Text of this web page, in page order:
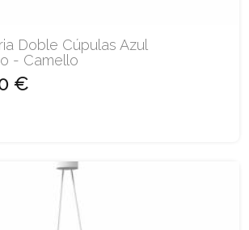
Doble Cúpulas Azul
- Camello
€